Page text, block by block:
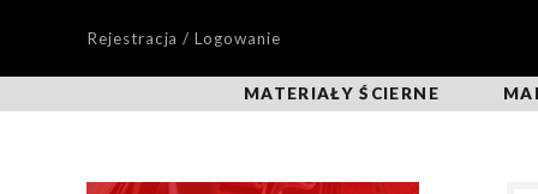
Rejestracja / Logowanie
MATERIAŁY ŚCIERNE